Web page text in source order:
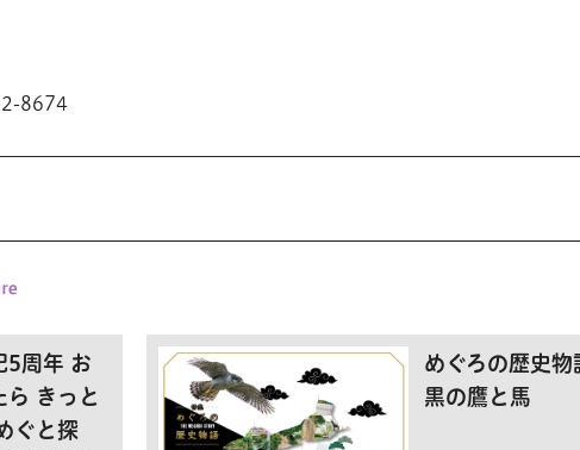
8674
5周年 お
ら きっと
ぐと探
めぐろの歴史物
黒の鷹と馬